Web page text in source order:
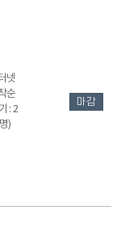
넷
순
: 2
)
마감